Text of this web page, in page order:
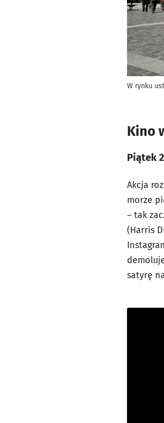
W rynku
Kino
Piątek
Akcja
morze
– tak
(Harris
satyrę